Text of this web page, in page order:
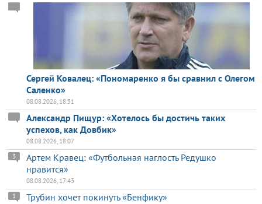
Сергей Ковалец: «Пономаренко я бы сравнил с Олегом
Саленко»
08.08.2026, 18:31
Александр Пищур: «Хотелось бы достичь таких
успехов, как Довбик»
08.08.2026, 18:07
Артем Кравец: «Футбольная наглость Редушко
нравится»
3
08.08.2026, 17:43
Трубин хочет покинуть «Бенфику»
1